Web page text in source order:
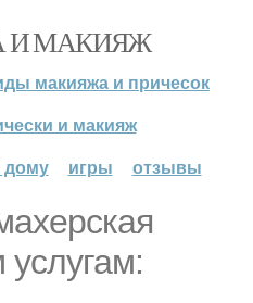
И МАКИЯЖ
макияжа и причесок
и макияж
дому
игры отзывы